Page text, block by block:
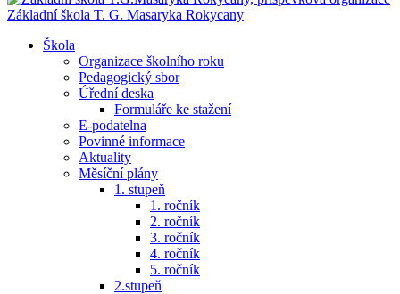
Základní škola T. G. Masaryka Rokycany
Škola
Organizace školního roku
Pedagogický sbor
Úřední deska
Formuláře ke stažení
E-podatelna
Povinné informace
Aktuality
Měsíční plány
1. stupeň
1. ročník
2. ročník
3. ročník
4. ročník
5. ročník
2.stupeň